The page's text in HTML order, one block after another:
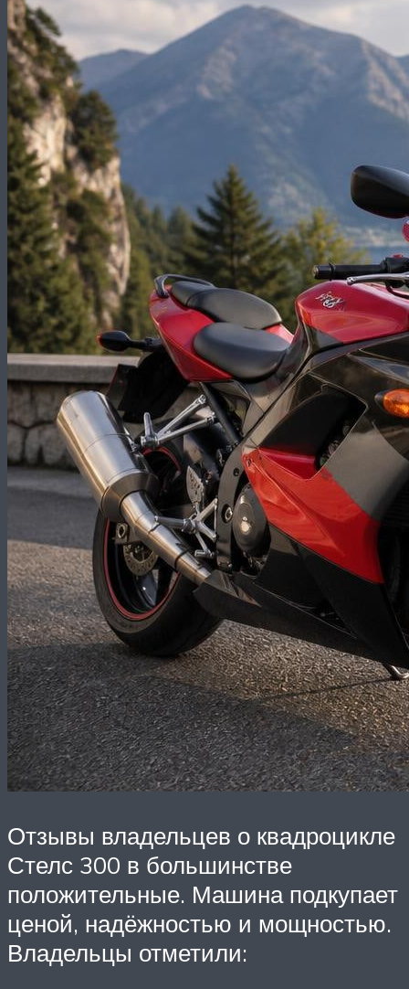
Отзывы владельцев о квадроцикле
Стелс 300 в большинстве
положительные. Машина подкупает
ценой, надёжностью и мощностью.
Владельцы отметили: